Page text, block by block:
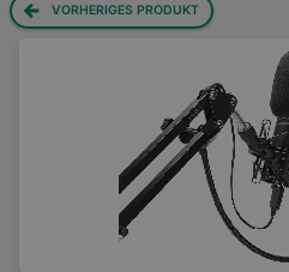
VORHERIGES PRODUKT